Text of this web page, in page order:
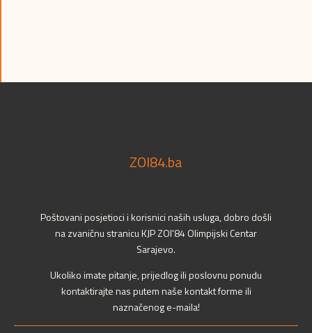
ZOI84.ba
Poštovani posjetioci i korisnici naših usluga, dobro došli
na zvaničnu stranicu KJP ZOI'84 Olimpijski Centar
Sarajevo.
Ukoliko imate pitanje, prijedlog ili poslovnu ponudu
kontaktirajte nas putem naše kontakt forme ili
naznačenog e-maila!